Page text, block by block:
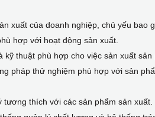
xuất của doanh nghiệp, chủ yếu bao
hợp với hoạt động sản xuất.
thuật phù hợp cho việc sản xuất sản
pháp thử nghiệm phù hợp với sản
tương thích với các sản phẩm sản xuất.